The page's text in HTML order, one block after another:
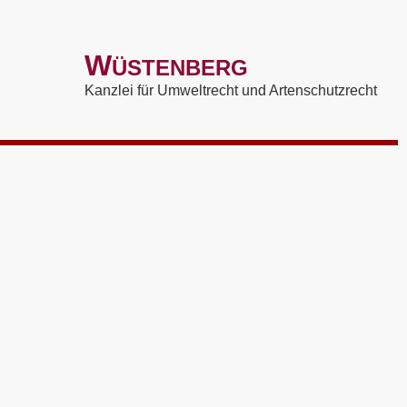
WÜSTENBERG
Kanzlei für Umweltrecht und Artenschutzrecht